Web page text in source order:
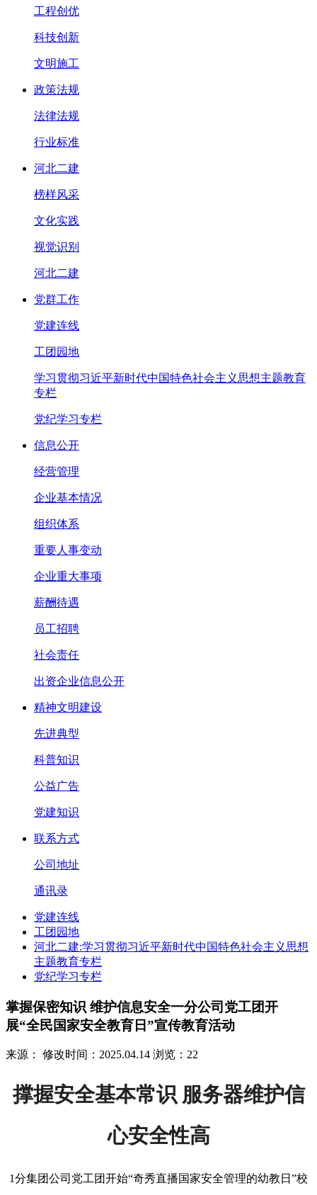
工程创优
科技创新
文明施工
政策法规
法律法规
行业标准
河北二建
榜样风采
文化实践
视觉识别
河北二建
党群工作
党建连线
工团园地
学习贯彻习近平新时代中国特色社会主义思想主题教育
专栏
党纪学习专栏
信息公开
经营管理
企业基本情况
组织体系
重要人事变动
企业重大事项
薪酬待遇
员工招聘
社会责任
出资企业信息公开
精神文明建设
先进典型
科普知识
公益广告
党建知识
联系方式
公司地址
通讯录
党建连线
工团园地
河北二建:学习贯彻习近平新时代中国特色社会主义思想
主题教育专栏
党纪学习专栏
掌握保密知识 维护信息安全一分公司党工团开
展“全民国家安全教育日”宣传教育活动
来源： 修改时间：2025.04.14 浏览：22
撑握安全基本常识 服务器维护信
心安全性高
1分集团公司党工团开始“奇秀直播国家安全管理的幼教日”校